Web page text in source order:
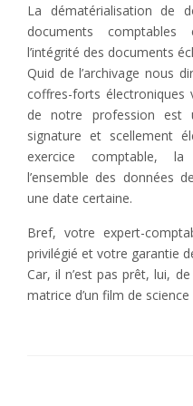
La dématérialisation de
documents
l’intégrité des documents
Quid de l’archivage nous
coffres-forts électroniques
de notre profession est
signature et scellement
exercice comptable, la
l’ensemble des données
une date certaine.
Bref, votre expert-
privilégié et votre garantie
Car, il n’est pas prêt, lui,
matrice d’un film de